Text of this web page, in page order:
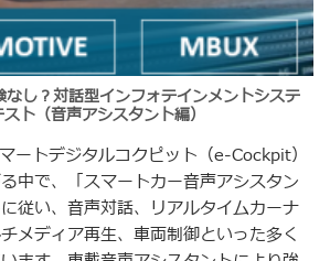
し？対話型インフォテインメントシステ
ト（音声アシスタント編）
トデジタルコクピット（e-Cockpit）
中で、「スマートカー音声アシスタン
従い、音声対話、リアルタイムカーナ
メディア再生、車両制御といった多く